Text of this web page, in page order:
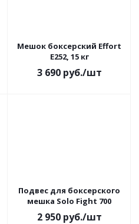
Мешок боксерский Effort
E252, 15 кг
3 690руб./шт
Подвес для боксерского
мешка Solo Fight 700
2 950руб./шт